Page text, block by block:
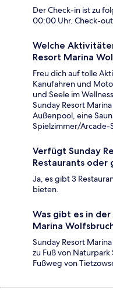
Der Check-in ist zu
00:00 Uhr. Check-
Welche
Resort Marina
Freu dich auf tolle
Kanufahren und
und Seele im
Sunday Resort
Außenpool, eine
Spielzimmer/Arcade-
Verfügt Sunday
Restaurants oder
Ja, es gibt 3
bieten.
Was gibt es in
Marina
Sunday Resort
zu Fuß von
Fußweg von